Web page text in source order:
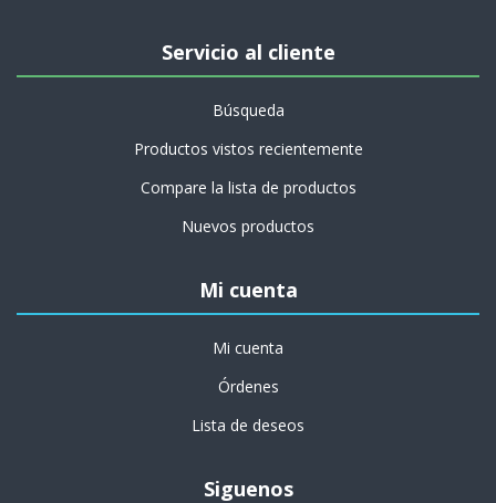
Servicio al cliente
Búsqueda
Productos vistos recientemente
Compare la lista de productos
Nuevos productos
Mi cuenta
Mi cuenta
Órdenes
Lista de deseos
Siguenos